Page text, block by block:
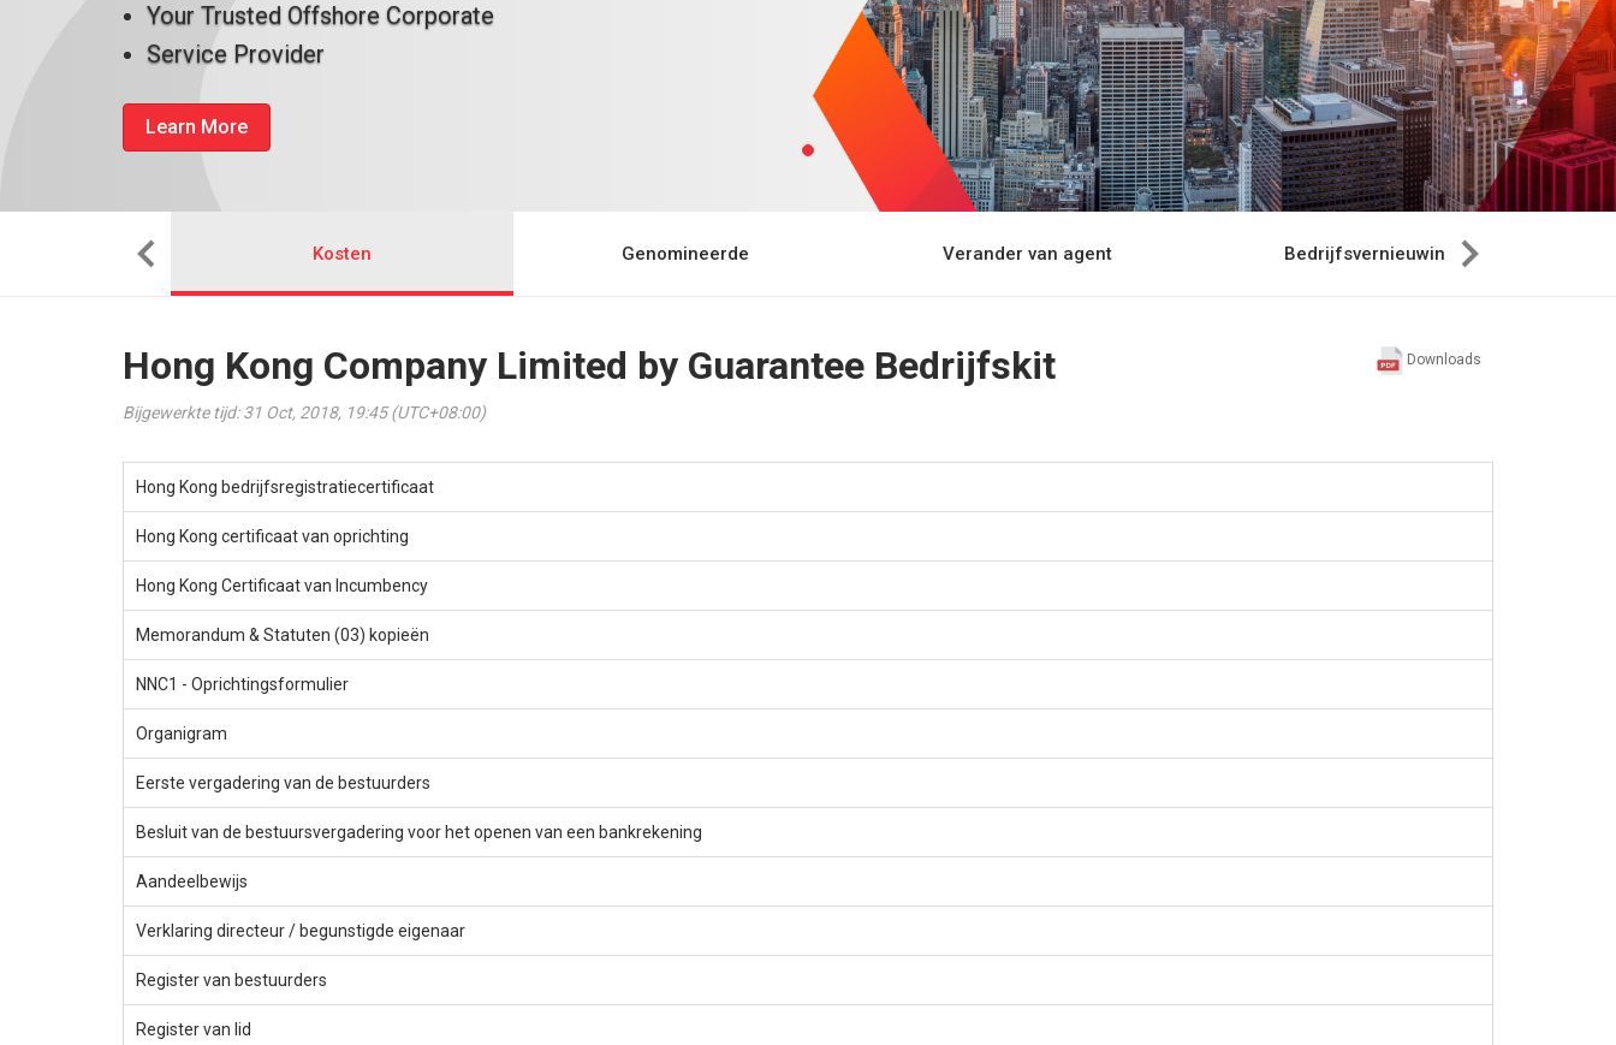
Your Trusted Offshore Corporate
Service Provider
Learn More
Kosten Genomineerde Verander van agent Bedrijfsvernieuwing
Downloads
Hong Kong Company Limited by Guarantee Bedrijfskit
Bijgewerkte tijd: 31 Oct, 2018, 19:45 (UTC+08:00)
Hong Kong bedrijfsregistratiecertificaat
Hong Kong certificaat van oprichting
Hong Kong Certificaat van Incumbency
Memorandum & Statuten (03) kopieën
NNC1 - Oprichtingsformulier
Organigram
Eerste vergadering van de bestuurders
Besluit van de bestuursvergadering voor het openen van een bankrekening
Aandeelbewijs
Verklaring directeur / begunstigde eigenaar
Register van bestuurders
Register van lid